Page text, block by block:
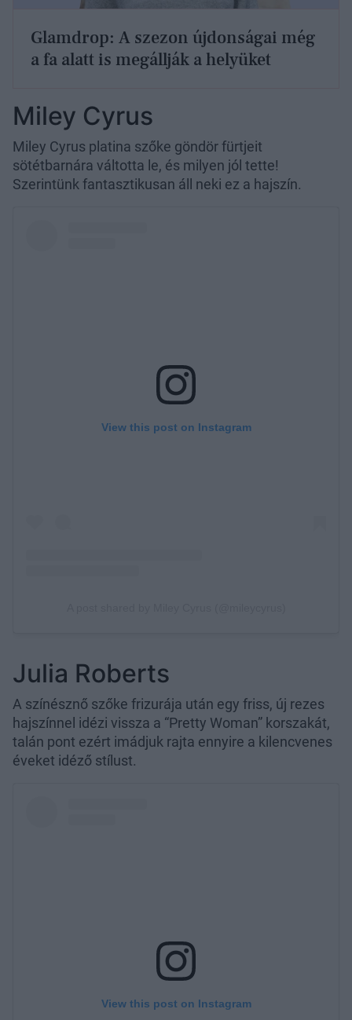
Glamdrop: A szezon újdonságai még
a fa alatt is megállják a helyüket
Miley Cyrus
Miley Cyrus platina szőke göndör fürtjeit
sötétbarnára váltotta le, és milyen jól tette!
Szerintünk fantasztikusan áll neki ez a hajszín.
Julia Roberts
A színésznő szőke frizurája után egy friss, új rezes
hajszínnel idézi vissza a “Pretty Woman” korszakát,
talán pont ezért imádjuk rajta ennyire a kilencvenes
éveket idéző stílust.